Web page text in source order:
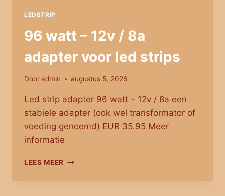
LEDSTRIP
96 watt – 12v / 8a
adapter voor led strips
Dooradmin augustus 5, 2026
Led strip adapter 96 watt – 12v / 8a een
stabiele adapter (ook wel transformator of
voeding genoemd) EUR 35.95 Meer
informatie
LEES MEER 96
–